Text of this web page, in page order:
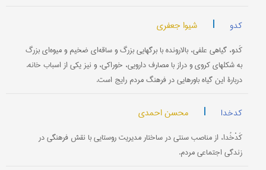
کدو | شیوا جعفری
کَدو، گیاهی علفی، بالارونده با برگهایی بزرگ و ساقه‌ای ضخیم و میوه‌ای بزرگ
به شکلهای کروی و دراز با مصارف دارویی، خوراکی، و نیز یکی از اسباب خانه.
دربارۀ این گیاه باورهایی در فرهنگ مردم رایج است.
کدخدا | محسن احمدی
کَدْخُدا، از مناصب سنتی در ساختار مدیریت روستایی با نقش فرهنگی در
زندگی اجتماعی مردم.